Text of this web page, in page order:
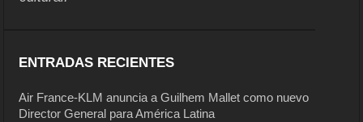
ENTRADAS RECIENTES
Air France-KLM anuncia a Guilhem Mallet como nuevo
Director General para América Latina